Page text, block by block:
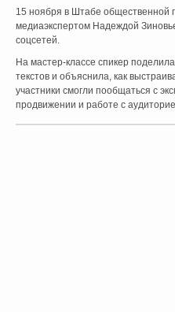
15 ноября в Штабе общественной
медиаэкспертом Надеждой
соцсетей.
На мастер-классе спикер
текстов и объяснила, как
участники смогли пообщаться с
продвижении и работе с